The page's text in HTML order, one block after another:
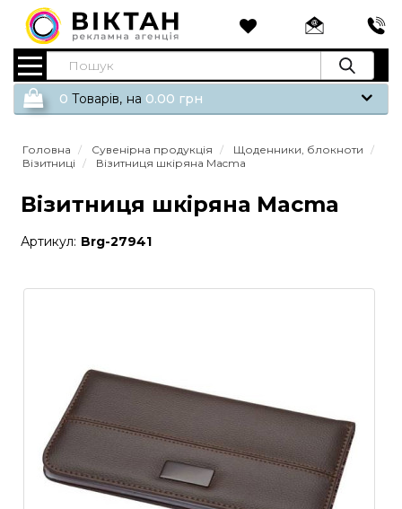
0 Tоварів, на 0.00 грн
Головна Сувенірна продукція
Щоденники, блокноти
Візитниці
Візитниця шкіряна Macma
Візитниця шкіряна Macma
Артикул: Brg-27941